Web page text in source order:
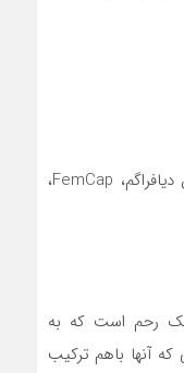
به کنترل زایمان کمک می کند از طریق دیافراگم، FemCap،
رحم است که به
آنها باهم ترکیب